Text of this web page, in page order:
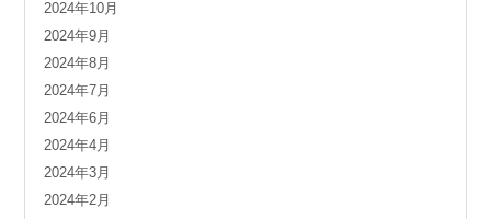
2024年10月
2024年9月
2024年8月
2024年7月
2024年6月
2024年4月
2024年3月
2024年2月